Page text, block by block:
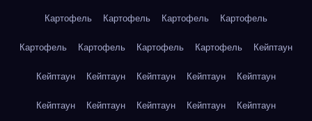
Картофель Картофель Картофель Картофель
Картофель Картофель Картофель Картофель Кейптаун
Кейптаун Кейптаун Кейптаун Кейптаун Кейптаун
Кейптаун Кейптаун Кейптаун Кейптаун Кейптаун